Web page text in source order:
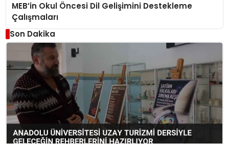
MEB’in Okul Öncesi Dil Gelişimini Destekleme
Çalışmaları
Son Dakika